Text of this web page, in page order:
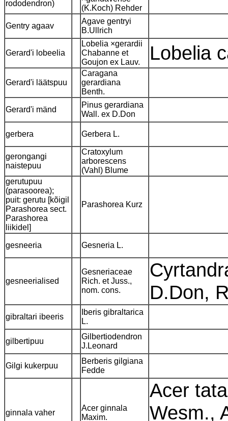
rododendron)
(K.Koch) Rehder
Gentry agaav
Agave gentryi
B.Ullrich
Gerard'i lobeelia
Lobelia ×gerardii
Chabanne et
Goujon ex Lauv.
Lobelia
Gerard'i läätspuu
Caragana
gerardiana
Benth.
Gerard'i mänd
Pinus gerardiana
Wall. ex D.Don
gerbera Gerbera L.
gerongangi
naistepuu
Cratoxylum
arborescens
(Vahl) Blume
gerutupuu
(parasoorea);
puit: gerutu [kõigil
Parashorea sect.
Parashorea
liikidel]
Parashorea Kurz
gesneeria Gesneria L.
gesneerialised
Gesneriaceae
Rich. et Juss.,
nom. cons.
D.Don,
gibraltari ibeeris
Iberis gibraltarica
L.
gilbertipuu
Gilbertiodendron
J.Leonard
Gilgi kukerpuu
Berberis gilgiana
Fedde
ginnala vaher
Acer ginnala
Maxim.
Acer
Wesm.,